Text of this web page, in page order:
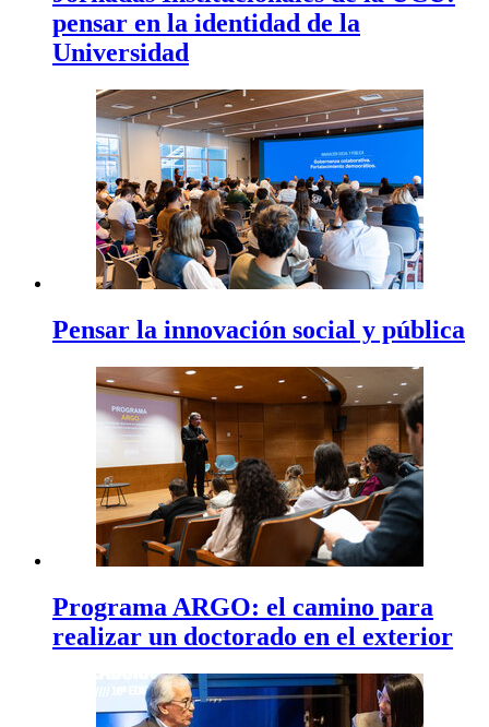
pensar en la identidad de la
Universidad
Pensar la innovación social y pública
Programa ARGO: el camino para
realizar un doctorado en el exterior